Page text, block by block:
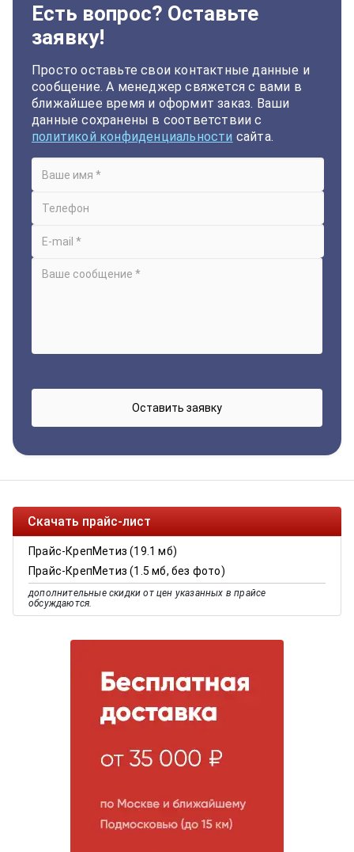
Есть вопрос? Оставьте
заявку!
Просто оставьте свои контактные данные и
сообщение. А менеджер свяжется с вами в
ближайшее время и оформит заказ. Ваши
данные сохранены в соответствии с
политикой конфиденциальности сайта.
Скачать прайс-лист
Прайс-КрепМетиз (19.1 мб)
Прайс-КрепМетиз (1.5 мб, без фото)
дополнительные скидки от цен указанных в прайсе
обсуждаются.